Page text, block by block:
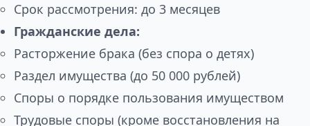
Срок рассмотрения: до 3 месяцев
Гражданские дела:
Расторжение брака (без спора о детях)
Раздел имущества (до 50 000 рублей)
Споры о порядке пользования имуществом
Трудовые споры (кроме восстановления на